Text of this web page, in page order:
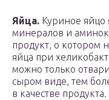
Яйца. Куриное яйцо
минералов и
продукт, о котором
яйца при
можно только
сыром виде, тем
в качестве продукта.